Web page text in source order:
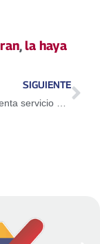
,la haya
SIGUIENTE